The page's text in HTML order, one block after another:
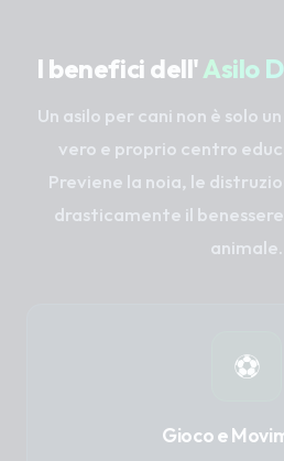
I benefici dell'Asilo
Un asilo per cani non è solo
vero e proprio centro
Previene la noia, le
drasticamente il
animale.
⚽
Gioco e